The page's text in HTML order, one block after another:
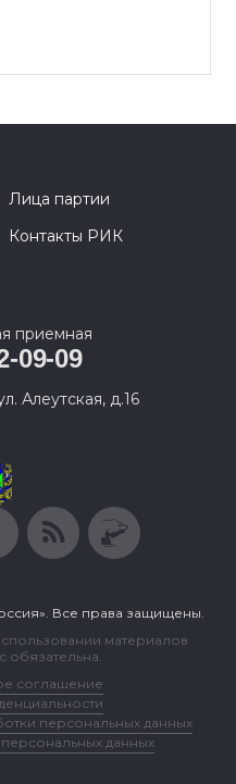
Лица партии
Контакты РИК
приемная
09-09
Алеутская, д.16
Все права защищены.
материалов
обязательна.
соглашение
персональных данных
данных